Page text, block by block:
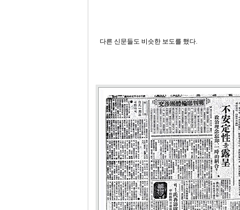
다른 신문들도 비슷한 보도를 했다.